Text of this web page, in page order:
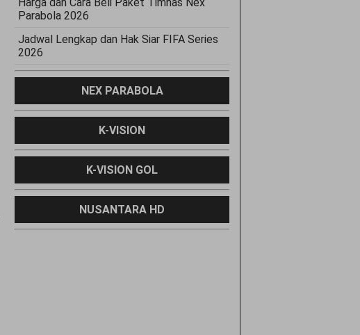
Parabola 2026
Jadwal Lengkap dan Hak Siar FIFA Series
2026
NEX PARABOLA
K-VISION
K-VISION GOL
NUSANTARA HD